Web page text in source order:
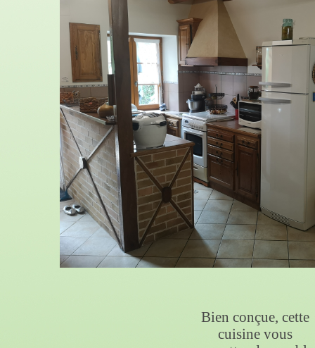
Bien conçue, cette
cuisine vous